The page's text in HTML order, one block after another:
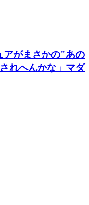
アがまさかの"あの
れへんかな」マダ